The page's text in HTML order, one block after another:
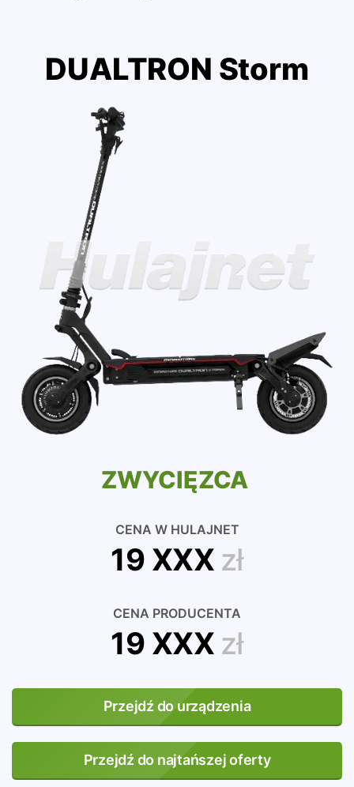
DUALTRON Storm
ZWYCIĘZCA
CENA W HULAJNET
19 XXX zł
CENA PRODUCENTA
19 XXX zł
Przejdź do urządzenia
Przejdź do najtańszej oferty